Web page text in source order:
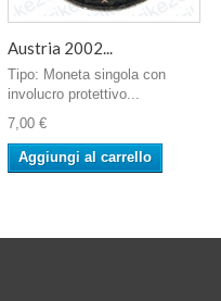
Austria 2002...
Tipo: Moneta singola con
involucro protettivo...
7,00 €
Aggiungi al carrello